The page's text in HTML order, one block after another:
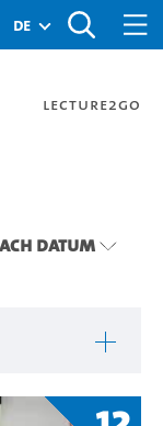
de
Lecture2Go
Datum